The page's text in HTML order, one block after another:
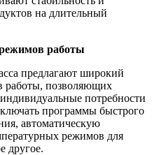
на длительный
работы
предлагают широкий
позволяющих
потребности
программы быстрого
автоматическую
режимов для
другое.